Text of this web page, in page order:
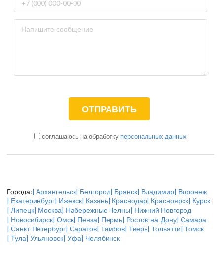
соглашаюсь на обработку персональных данных
Города:| Архангельск| Белгород| Брянск| Владимир| Воронеж
| Екатеринбург| Ижевск| Казань| Краснодар| Красноярск| Курск
| Липецк| Москва| Набережные Челны| Нижний Новгород
| Новосибирск| Омск| Пенза| Пермь| Ростов-на-Дону| Самара
| Санкт-Петербург| Саратов| Тамбов| Тверь| Тольятти| Томск
| Тула| Ульяновск| Уфа| Челябинск